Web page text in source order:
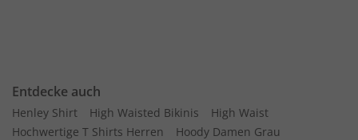
Entdecke auch
Henley Shirt High Waisted Bikinis
High Waist
Hochwertige T Shirts Herren
Hoody Damen Grau